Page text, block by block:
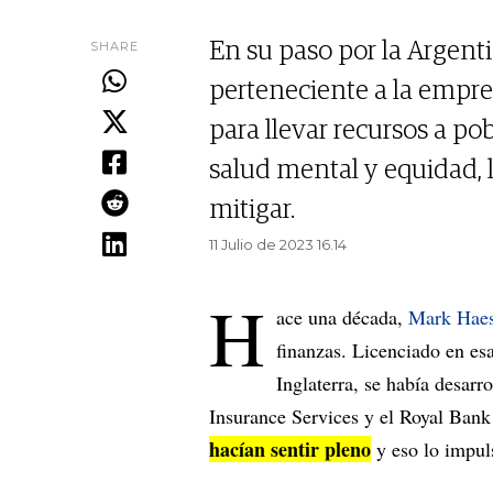
SHARE
En su paso por la
perteneciente a la
para llevar recursos a
salud mental y equidad,
mitigar.
11 Julio de 2023 16.14
H ace una década, Mark
finanzas. Licenciado en
Inglaterra, se había
Insurance Services y el Royal
hacían sentir pleno y eso lo